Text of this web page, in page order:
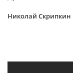
Николай Скрипкин